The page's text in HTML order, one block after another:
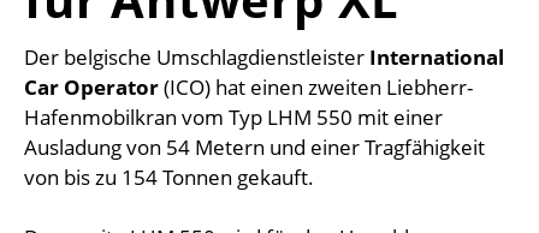
Der belgische Umschlagdienstleister International
Car Operator(ICO) hat einen zweiten Liebherr-
Hafenmobilkran vom Typ LHM 550 mit einer
Ausladung von 54 Metern und einer Tragfähigkeit
von bis zu 154 Tonnen gekauft.